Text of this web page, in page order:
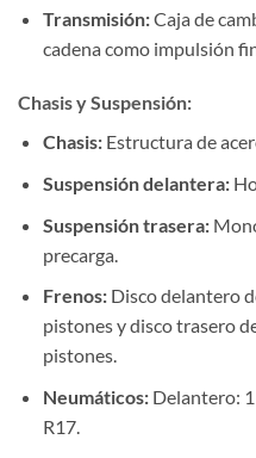
Transmisión:Caja de
cadena como impulsión
Chasis y Suspensión:
Chasis:Estructura de
Suspensión delantera:
Suspensión trasera:
precarga.
Frenos:Disco delantero
pistones y disco trasero
pistones.
Neumáticos:Delantero:
R17.